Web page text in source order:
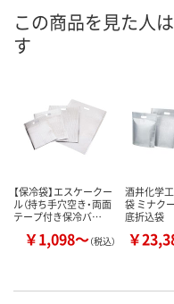
この商品を見た人
す
【保冷袋】エスケークー
ル（持ち手穴空き・両面
テープ付き保冷バ…
￥1,098～（税込）
酒井化学
袋 ミナク
底折込袋
￥